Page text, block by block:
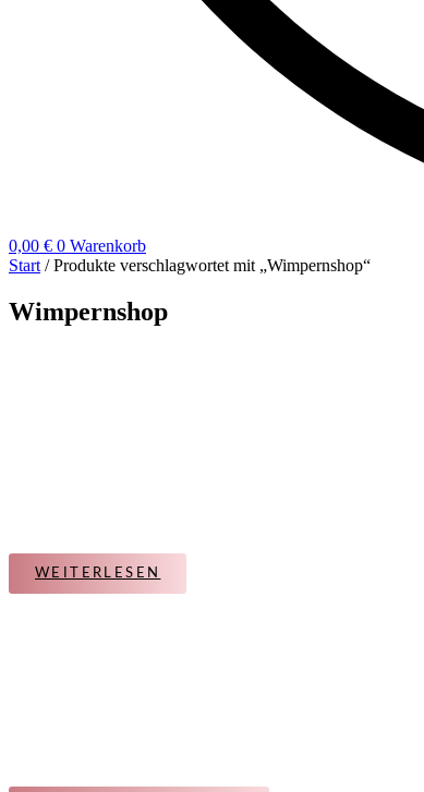
0,00 € 0 Warenkorb
Start / Produkte verschlagwortet mit „Wimpernshop“
Wimpernshop
WEITERLESEN